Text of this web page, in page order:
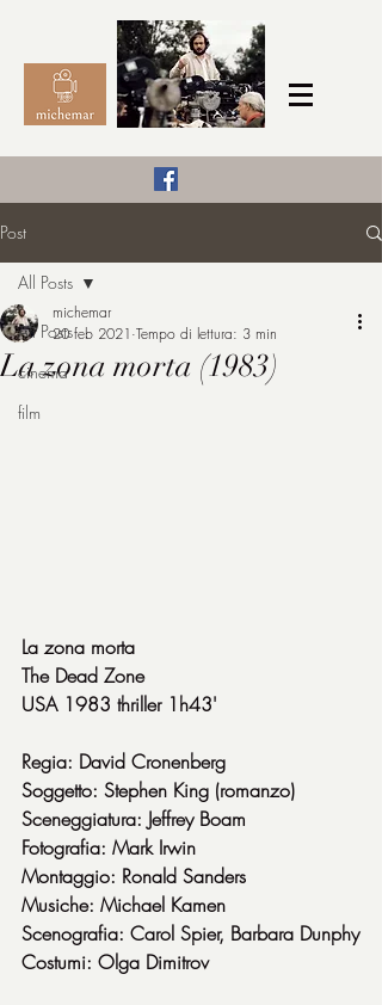
michemar
Post
All Posts
cinema
film
All Posts
La zona morta (1983)
michemar
20 feb 2021 Tempo di lettura: 3 min
La zona morta
The Dead Zone
USA 1983 thriller 1h43'
Regia: David Cronenberg
Soggetto: Stephen King (romanzo)
Sceneggiatura: Jeffrey Boam
Fotografia: Mark Irwin
Montaggio: Ronald Sanders
Musiche: Michael Kamen
Scenografia: Carol Spier, Barbara Dunphy
Costumi: Olga Dimitrov